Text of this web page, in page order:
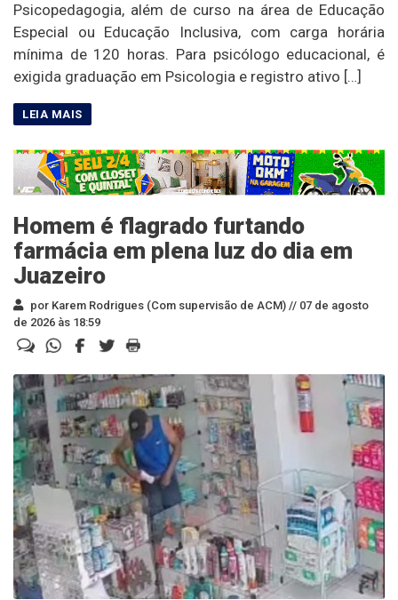
Psicopedagogia, além de curso na área de Educação
Especial ou Educação Inclusiva, com carga horária
mínima de 120 horas. Para psicólogo educacional, é
exigida graduação em Psicologia e registro ativo […]
Homem é flagrado furtando
farmácia em plena luz do dia em
Juazeiro
por Karem Rodrigues (Com supervisão de ACM) // 07 de agosto
de 2026 às 18:59